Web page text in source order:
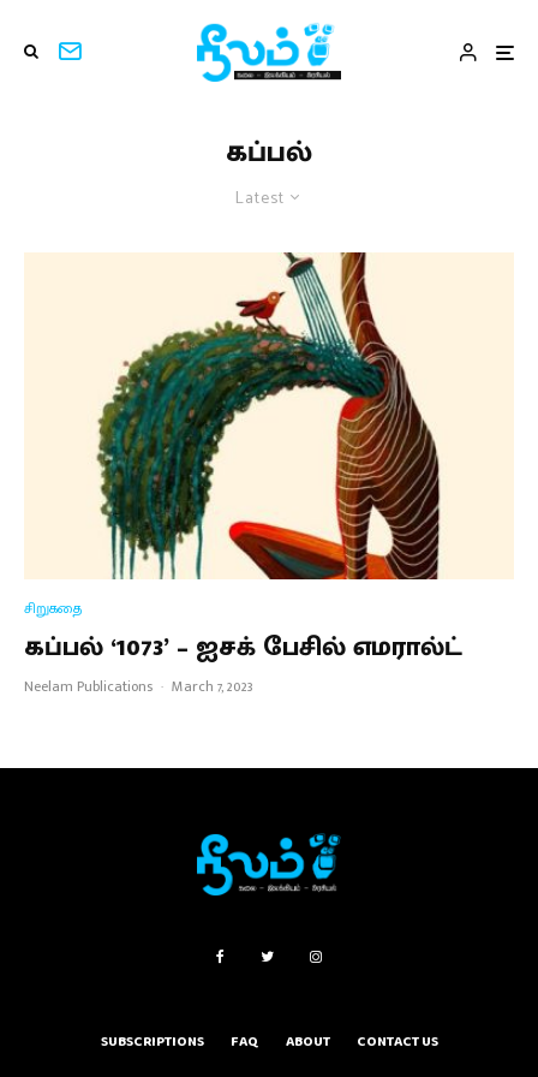
கப்பல்
Latest
சிறுகதை
கப்பல் ‘1073’ – ஐசக் பேசில் எமரால்ட்
Neelam Publications · March 7, 2023
SUBSCRIPTIONS FAQ ABOUT CONTACT US